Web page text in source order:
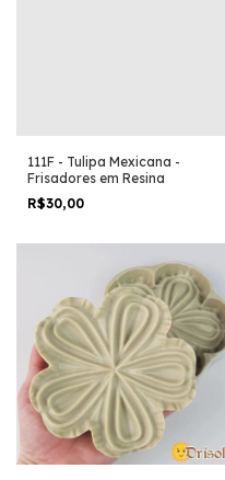
111F - Tulipa Mexicana -
Frisadores em Resina
R$30,00